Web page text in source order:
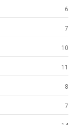
6
7
10
11
8
7